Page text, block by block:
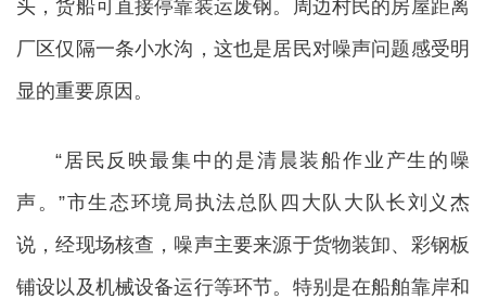
头，货船可直接停靠装运废钢。周边村民的房屋距离
厂区仅隔一条小水沟，这也是居民对噪声问题感受明
显的重要原因。
“居民反映最集中的是清晨装船作业产生的噪
声。”市生态环境局执法总队四大队大队长刘义杰
说，经现场核查，噪声主要来源于货物装卸、彩钢板
铺设以及机械设备运行等环节。特别是在船舶靠岸和